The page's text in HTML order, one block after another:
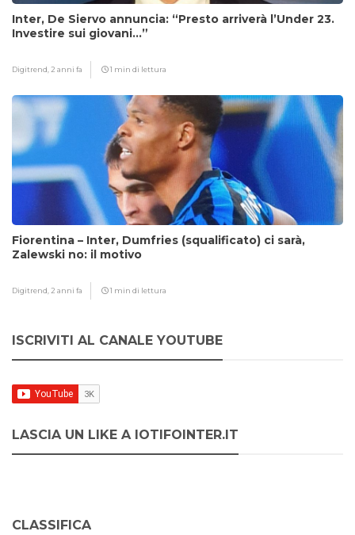
Inter, De Siervo annuncia: “Presto arriverà l’Under 23.
Investire sui giovani…”
Digitrend, 2 anni fa 1 min di lettura
Fiorentina – Inter, Dumfries (squalificato) ci sarà,
Zalewski no: il motivo
Digitrend, 2 anni fa 1 min di lettura
ISCRIVITI AL CANALE YOUTUBE
LASCIA UN LIKE A IOTIFOINTER.IT
CLASSIFICA